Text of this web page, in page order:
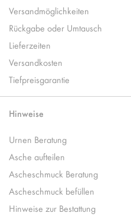
Versandmöglichkeiten
Rückgabe oder Umtausch
Lieferzeiten
Versandkosten
Tiefpreisgarantie
Hinweise
Urnen Beratung
Asche aufteilen
Ascheschmuck Beratung
Ascheschmuck befüllen
Hinweise zur Bestattung